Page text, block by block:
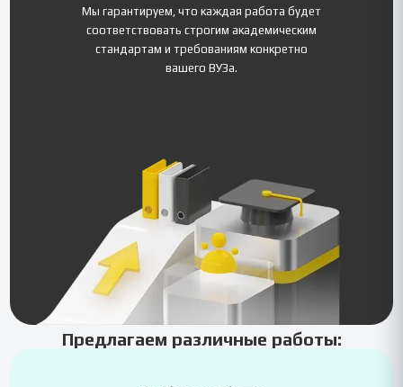
Мы гарантируем, что каждая работа будет
соответствовать строгим академическим
стандартам и требованиям конкретно
вашего ВУЗа.
Предлагаем различные работы: